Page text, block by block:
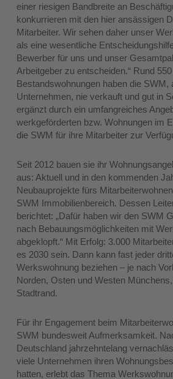
einer riesigen Bandbreite an
konkurrieren mit den hier ansässigen
Mitarbeiter. Wir sehen daher unser
als eine wesentliche
Bewerber für uns und unser
Arbeitgeber zu entscheiden.“ Rund 550
Bestandswohnungen haben die SWM,
Unternehmen, nie verkauft und gut in
ergänzt durch ein umfangreiches
werkgeförderten bzw. Wohnungen im
die SWM für ihre Mitarbeiter zur
Seit 2012 bauen sie ihr
aus: Aktuell und in den kommenden
Neubauprojekte fürs
SWM Immobilienbereich. Dessen
berichtet: „Dafür haben wir den SWM
nach Bebauungsmöglichkeiten mit
abgeklopft.“ Mit Erfolg: 3.000
es 2030 sein. Dann kann fast jeder
Werkswohnung beziehen – je nach
Norden, Osten und Westen
Stadtrand.
Für ihr Engagement beim
SWM bundesweit Aufmerksamkeit.
Deutschland jahrzehntelang
viele Unternehmen ihren
hatten, erlebt das Thema